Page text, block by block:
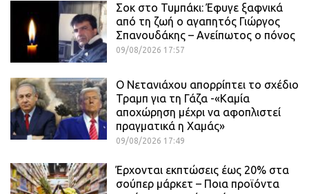
Σοκ στο Τυμπάκι: Έφυγε ξαφνικά
από τη ζωή ο αγαπητός Γιώργος
Σπανουδάκης – Ανείπωτος ο πόνος
09/08/2026 17:57
Ο Νετανιάχου απορρίπτει το σχέδιο
Τραμπ για τη Γάζα -«Καμία
αποχώρηση μέχρι να αφοπλιστεί
πραγματικά η Χαμάς»
09/08/2026 17:49
Έρχονται εκπτώσεις έως 20% στα
σούπερ μάρκετ – Ποια προϊόντα